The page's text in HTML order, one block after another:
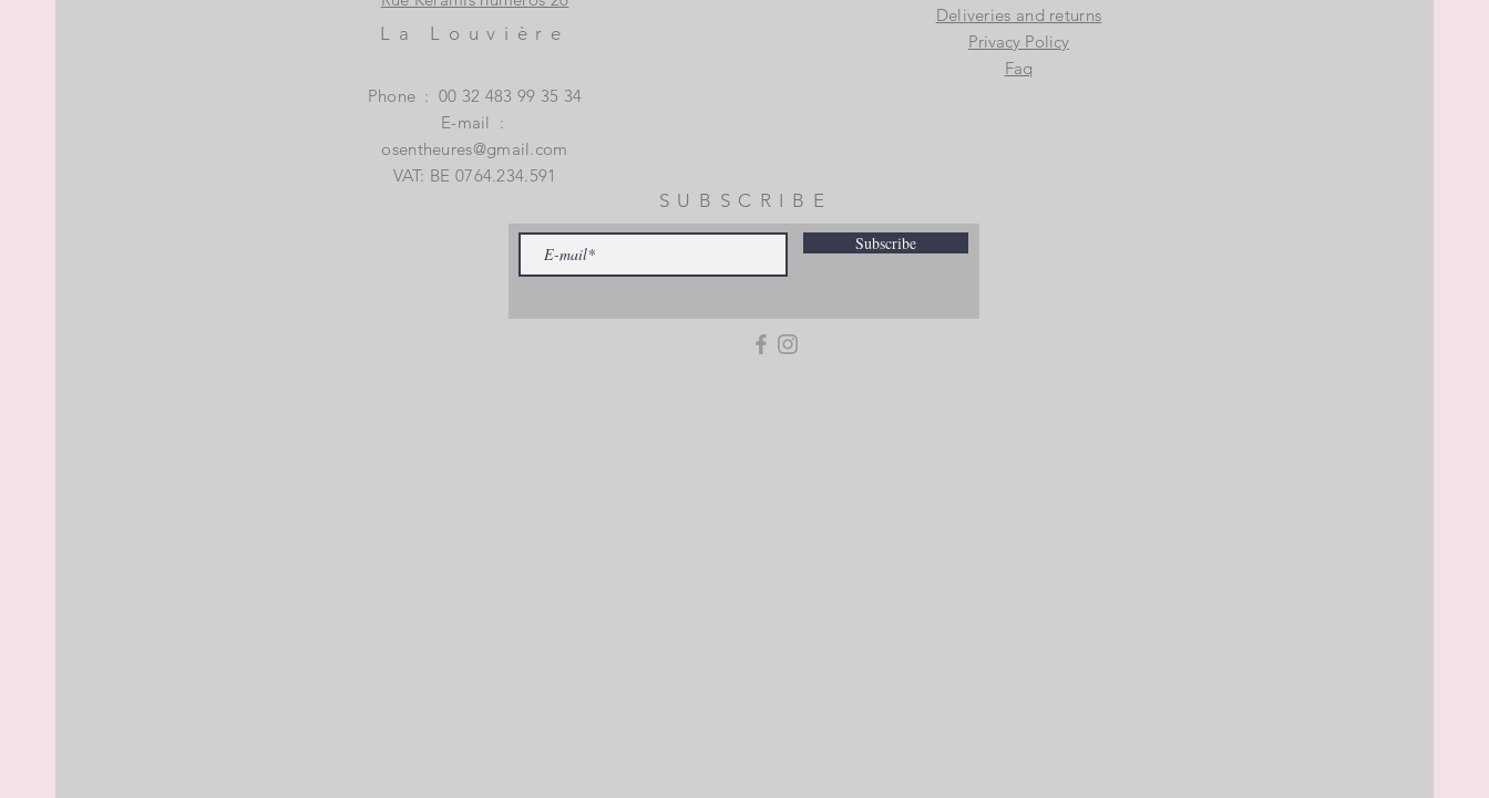
La Louvière
Phone : 00 32 483 99 35 34
E-mail :
osentheures@gmail.com
VAT: BE 0764.234.591
Deliveries and returns
Privacy Policy
Faq
SUBSCRIBE
Subscribe